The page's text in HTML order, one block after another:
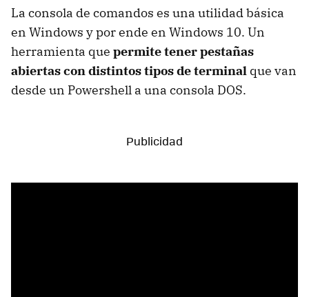
La consola de comandos es una utilidad básica
en Windows y por ende en Windows 10. Un
herramienta que permite tener pestañas
abiertas con distintos tipos de terminal que van
desde un Powershell a una consola DOS.